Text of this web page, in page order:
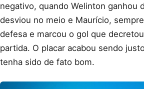
negativo, quando Welinton ganhou
desviou no meio e Maurício,
defesa e marcou o gol que
partida. O placar acabou sendo
tenha sido de fato bom.